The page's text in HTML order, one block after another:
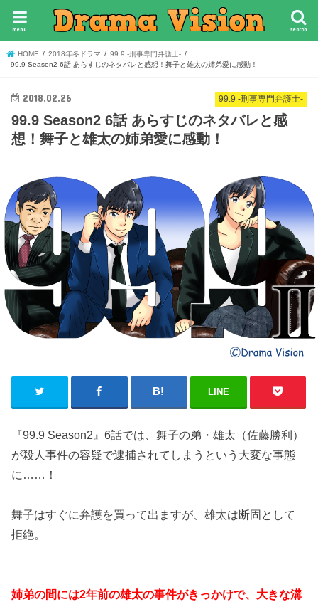
search
menu
HOME 2018年冬ドラマ
99.9 -刑事専門弁護士-
99.9 Season2 6話 あらすじのネタバレと感想！舞子と雄太の姉弟愛に感動！
99.9 -刑事専門弁護士-
2018.02.26
99.9 Season2 6話 あらすじのネタバレと感
想！舞子と雄太の姉弟愛に感動！
LINE
『99.9 Season2』6話では、舞子の弟・雄太（佐藤勝利）
が殺人事件の容疑で逮捕されてしまうという大変な事態
に……！
舞子はすぐに弁護を買って出ますが、雄太は断固として
拒絶。
姉弟の間には2年前の雄太の事件がきっかけで、大きな溝